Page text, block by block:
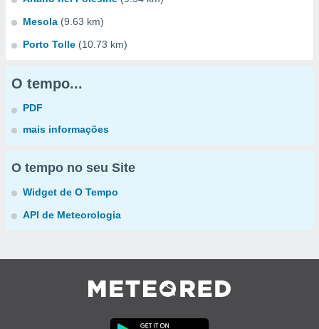
Mesola (9.63 km)
Porto Tolle (10.73 km)
O tempo...
PDF
mais informações
O tempo no seu Site
Widget de O Tempo
API de Meteorologia